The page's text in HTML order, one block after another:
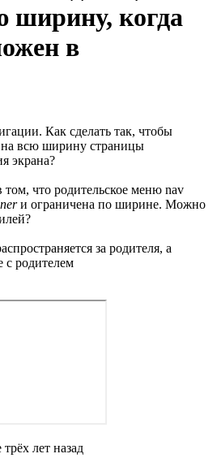
ширину, когда
в
Как сделать так, чтобы
всю ширину страницы
экрана?
том, что родительское меню nav
и ограничена по ширине. Можно
за родителя, а
с родителем
трёх лет назад